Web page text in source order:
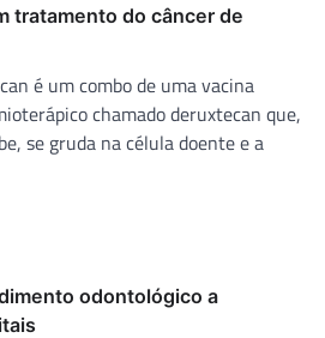
tratamento do câncer de
é um combo de uma vacina
chamado deruxtecan que,
se gruda na célula doente e a
odontológico a